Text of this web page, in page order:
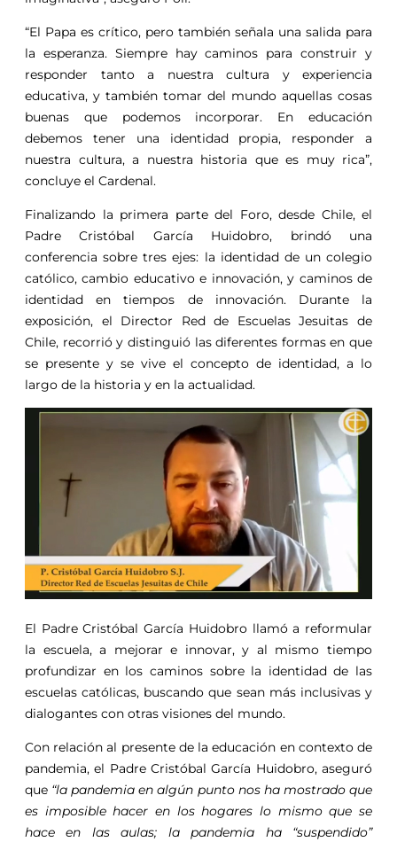
“El Papa es crítico, pero también señala una salida para
la esperanza. Siempre hay caminos para construir y
responder tanto a nuestra cultura y experiencia
educativa, y también tomar del mundo aquellas cosas
buenas que podemos incorporar. En educación
debemos tener una identidad propia, responder a
nuestra cultura, a nuestra historia que es muy rica”,
concluye el Cardenal.
Finalizando la primera parte del Foro, desde Chile, el
Padre Cristóbal García Huidobro, brindó una
conferencia sobre tres ejes: la identidad de un colegio
católico, cambio educativo e innovación, y caminos de
identidad en tiempos de innovación. Durante la
exposición, el Director Red de Escuelas Jesuitas de
Chile, recorrió y distinguió las diferentes formas en que
se presente y se vive el concepto de identidad, a lo
largo de la historia y en la actualidad.
El Padre Cristóbal García Huidobro llamó a reformular
la escuela, a mejorar e innovar, y al mismo tiempo
profundizar en los caminos sobre la identidad de las
escuelas católicas, buscando que sean más inclusivas y
dialogantes con otras visiones del mundo.
Con relación al presente de la educación en contexto de
pandemia, el Padre Cristóbal García Huidobro, aseguró
que “la pandemia en algún punto nos ha mostrado que
es imposible hacer en los hogares lo mismo que se
hace en las aulas; la pandemia ha “suspendido”